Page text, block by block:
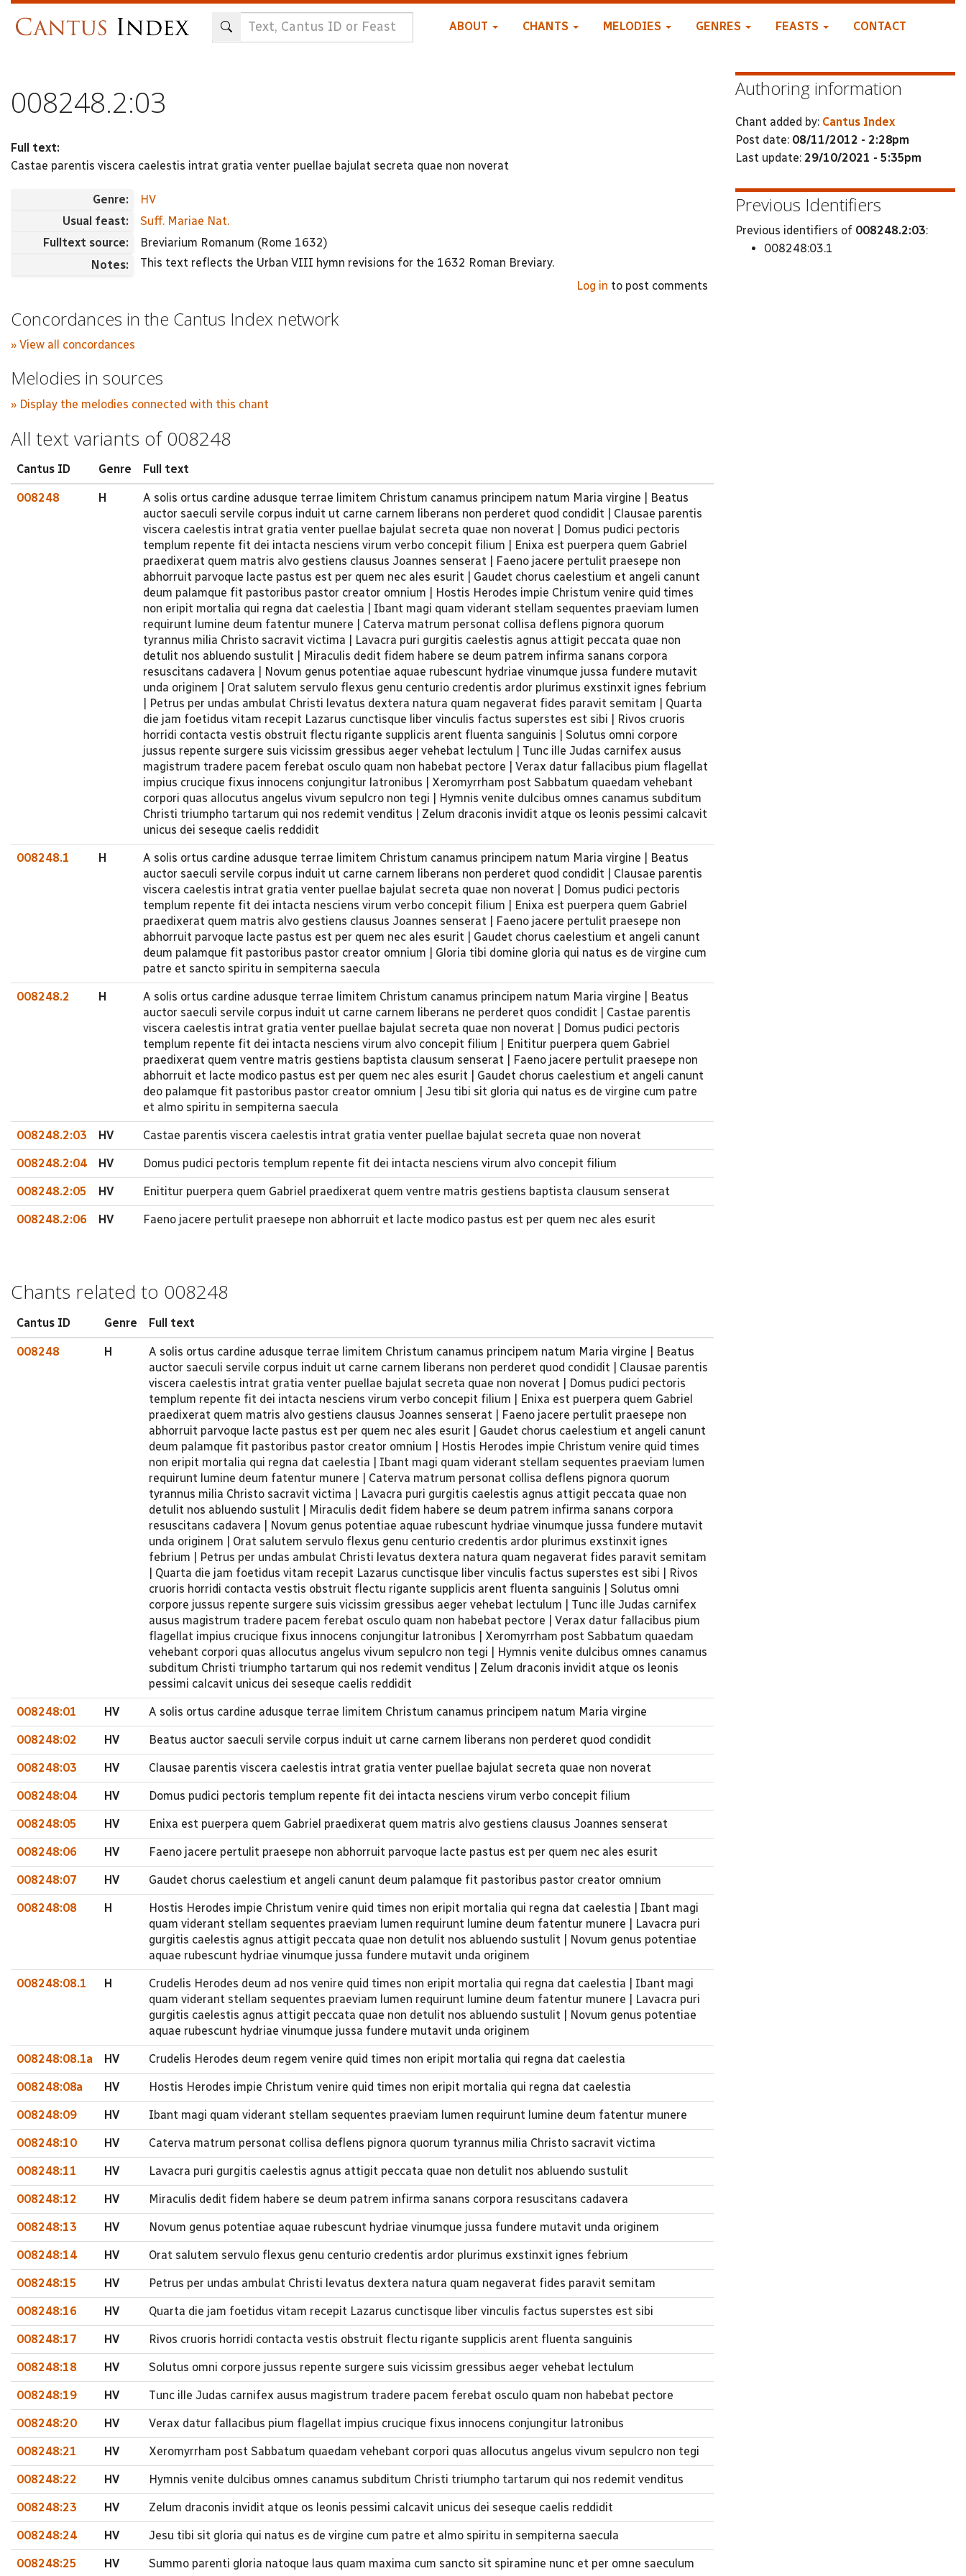
ABOUT CHANTS MELODIES GENRES FEASTS CONTACT
008248.2:03
Full text:
Castae parentis viscera caelestis intrat gratia venter puellae bajulat secreta quae non noverat
Genre:
HV
Usual feast:
Suff. Mariae Nat.
Fulltext source:
Breviarium Romanum (Rome 1632)
Notes:
This text reflects the Urban VIII hymn revisions for the 1632 Roman Breviary.
Log in to post comments
Concordances in the Cantus Index network
» View all concordances
Melodies in sources
» Display the melodies connected with this chant
All text variants of 008248
Cantus ID Genre Full text
008248 H
A solis ortus cardine adusque terrae limitem Christum canamus principem natum Maria virgine | Beatus
auctor saeculi servile corpus induit ut carne carnem liberans non perderet quod condidit | Clausae parentis
viscera caelestis intrat gratia venter puellae bajulat secreta quae non noverat | Domus pudici pectoris
templum repente fit dei intacta nesciens virum verbo concepit filium | Enixa est puerpera quem Gabriel
praedixerat quem matris alvo gestiens clausus Joannes senserat | Faeno jacere pertulit praesepe non
abhorruit parvoque lacte pastus est per quem nec ales esurit | Gaudet chorus caelestium et angeli canunt
deum palamque fit pastoribus pastor creator omnium | Hostis Herodes impie Christum venire quid times
non eripit mortalia qui regna dat caelestia | Ibant magi quam viderant stellam sequentes praeviam lumen
requirunt lumine deum fatentur munere | Caterva matrum personat collisa deflens pignora quorum
tyrannus milia Christo sacravit victima | Lavacra puri gurgitis caelestis agnus attigit peccata quae non
detulit nos abluendo sustulit | Miraculis dedit fidem habere se deum patrem infirma sanans corpora
resuscitans cadavera | Novum genus potentiae aquae rubescunt hydriae vinumque jussa fundere mutavit
unda originem | Orat salutem servulo flexus genu centurio credentis ardor plurimus exstinxit ignes febrium
| Petrus per undas ambulat Christi levatus dextera natura quam negaverat fides paravit semitam | Quarta
die jam foetidus vitam recepit Lazarus cunctisque liber vinculis factus superstes est sibi | Rivos cruoris
horridi contacta vestis obstruit flectu rigante supplicis arent fluenta sanguinis | Solutus omni corpore
jussus repente surgere suis vicissim gressibus aeger vehebat lectulum | Tunc ille Judas carnifex ausus
magistrum tradere pacem ferebat osculo quam non habebat pectore | Verax datur fallacibus pium flagellat
impius crucique fixus innocens conjungitur latronibus | Xeromyrrham post Sabbatum quaedam vehebant
corpori quas allocutus angelus vivum sepulcro non tegi | Hymnis venite dulcibus omnes canamus subditum
Christi triumpho tartarum qui nos redemit venditus | Zelum draconis invidit atque os leonis pessimi calcavit
unicus dei seseque caelis reddidit
008248.1 H
A solis ortus cardine adusque terrae limitem Christum canamus principem natum Maria virgine | Beatus
auctor saeculi servile corpus induit ut carne carnem liberans non perderet quod condidit | Clausae parentis
viscera caelestis intrat gratia venter puellae bajulat secreta quae non noverat | Domus pudici pectoris
templum repente fit dei intacta nesciens virum verbo concepit filium | Enixa est puerpera quem Gabriel
praedixerat quem matris alvo gestiens clausus Joannes senserat | Faeno jacere pertulit praesepe non
abhorruit parvoque lacte pastus est per quem nec ales esurit | Gaudet chorus caelestium et angeli canunt
deum palamque fit pastoribus pastor creator omnium | Gloria tibi domine gloria qui natus es de virgine cum
patre et sancto spiritu in sempiterna saecula
008248.2 H
A solis ortus cardine adusque terrae limitem Christum canamus principem natum Maria virgine | Beatus
auctor saeculi servile corpus induit ut carne carnem liberans ne perderet quos condidit | Castae parentis
viscera caelestis intrat gratia venter puellae bajulat secreta quae non noverat | Domus pudici pectoris
templum repente fit dei intacta nesciens virum alvo concepit filium | Enititur puerpera quem Gabriel
praedixerat quem ventre matris gestiens baptista clausum senserat | Faeno jacere pertulit praesepe non
abhorruit et lacte modico pastus est per quem nec ales esurit | Gaudet chorus caelestium et angeli canunt
deo palamque fit pastoribus pastor creator omnium | Jesu tibi sit gloria qui natus es de virgine cum patre
et almo spiritu in sempiterna saecula
008248.2:03 HV Castae parentis viscera caelestis intrat gratia venter puellae bajulat secreta quae non noverat
008248.2:04 HV Domus pudici pectoris templum repente fit dei intacta nesciens virum alvo concepit filium
008248.2:05 HV Enititur puerpera quem Gabriel praedixerat quem ventre matris gestiens baptista clausum senserat
008248.2:06 HV Faeno jacere pertulit praesepe non abhorruit et lacte modico pastus est per quem nec ales esurit
Chants related to 008248
Cantus ID Genre Full text
008248 H
A solis ortus cardine adusque terrae limitem Christum canamus principem natum Maria virgine | Beatus
auctor saeculi servile corpus induit ut carne carnem liberans non perderet quod condidit | Clausae parentis
viscera caelestis intrat gratia venter puellae bajulat secreta quae non noverat | Domus pudici pectoris
templum repente fit dei intacta nesciens virum verbo concepit filium | Enixa est puerpera quem Gabriel
praedixerat quem matris alvo gestiens clausus Joannes senserat | Faeno jacere pertulit praesepe non
abhorruit parvoque lacte pastus est per quem nec ales esurit | Gaudet chorus caelestium et angeli canunt
deum palamque fit pastoribus pastor creator omnium | Hostis Herodes impie Christum venire quid times
non eripit mortalia qui regna dat caelestia | Ibant magi quam viderant stellam sequentes praeviam lumen
requirunt lumine deum fatentur munere | Caterva matrum personat collisa deflens pignora quorum
tyrannus milia Christo sacravit victima | Lavacra puri gurgitis caelestis agnus attigit peccata quae non
detulit nos abluendo sustulit | Miraculis dedit fidem habere se deum patrem infirma sanans corpora
resuscitans cadavera | Novum genus potentiae aquae rubescunt hydriae vinumque jussa fundere mutavit
unda originem | Orat salutem servulo flexus genu centurio credentis ardor plurimus exstinxit ignes
febrium | Petrus per undas ambulat Christi levatus dextera natura quam negaverat fides paravit semitam
| Quarta die jam foetidus vitam recepit Lazarus cunctisque liber vinculis factus superstes est sibi | Rivos
cruoris horridi contacta vestis obstruit flectu rigante supplicis arent fluenta sanguinis | Solutus omni
corpore jussus repente surgere suis vicissim gressibus aeger vehebat lectulum | Tunc ille Judas carnifex
ausus magistrum tradere pacem ferebat osculo quam non habebat pectore | Verax datur fallacibus pium
flagellat impius crucique fixus innocens conjungitur latronibus | Xeromyrrham post Sabbatum quaedam
vehebant corpori quas allocutus angelus vivum sepulcro non tegi | Hymnis venite dulcibus omnes canamus
subditum Christi triumpho tartarum qui nos redemit venditus | Zelum draconis invidit atque os leonis
pessimi calcavit unicus dei seseque caelis reddidit
008248:01 HV A solis ortus cardine adusque terrae limitem Christum canamus principem natum Maria virgine
008248:02 HV Beatus auctor saeculi servile corpus induit ut carne carnem liberans non perderet quod condidit
008248:03 HV Clausae parentis viscera caelestis intrat gratia venter puellae bajulat secreta quae non noverat
008248:04 HV Domus pudici pectoris templum repente fit dei intacta nesciens virum verbo concepit filium
008248:05 HV Enixa est puerpera quem Gabriel praedixerat quem matris alvo gestiens clausus Joannes senserat
008248:06 HV Faeno jacere pertulit praesepe non abhorruit parvoque lacte pastus est per quem nec ales esurit
008248:07 HV Gaudet chorus caelestium et angeli canunt deum palamque fit pastoribus pastor creator omnium
008248:08 H
Hostis Herodes impie Christum venire quid times non eripit mortalia qui regna dat caelestia | Ibant magi
quam viderant stellam sequentes praeviam lumen requirunt lumine deum fatentur munere | Lavacra puri
gurgitis caelestis agnus attigit peccata quae non detulit nos abluendo sustulit | Novum genus potentiae
aquae rubescunt hydriae vinumque jussa fundere mutavit unda originem
008248:08.1 H
Crudelis Herodes deum ad nos venire quid times non eripit mortalia qui regna dat caelestia | Ibant magi
quam viderant stellam sequentes praeviam lumen requirunt lumine deum fatentur munere | Lavacra puri
gurgitis caelestis agnus attigit peccata quae non detulit nos abluendo sustulit | Novum genus potentiae
aquae rubescunt hydriae vinumque jussa fundere mutavit unda originem
008248:08.1a HV Crudelis Herodes deum regem venire quid times non eripit mortalia qui regna dat caelestia
008248:08a HV Hostis Herodes impie Christum venire quid times non eripit mortalia qui regna dat caelestia
008248:09 HV Ibant magi quam viderant stellam sequentes praeviam lumen requirunt lumine deum fatentur munere
008248:10 HV Caterva matrum personat collisa deflens pignora quorum tyrannus milia Christo sacravit victima
008248:11 HV Lavacra puri gurgitis caelestis agnus attigit peccata quae non detulit nos abluendo sustulit
008248:12 HV Miraculis dedit fidem habere se deum patrem infirma sanans corpora resuscitans cadavera
008248:13 HV Novum genus potentiae aquae rubescunt hydriae vinumque jussa fundere mutavit unda originem
008248:14 HV Orat salutem servulo flexus genu centurio credentis ardor plurimus exstinxit ignes febrium
008248:15 HV Petrus per undas ambulat Christi levatus dextera natura quam negaverat fides paravit semitam
008248:16 HV Quarta die jam foetidus vitam recepit Lazarus cunctisque liber vinculis factus superstes est sibi
008248:17 HV Rivos cruoris horridi contacta vestis obstruit flectu rigante supplicis arent fluenta sanguinis
008248:18 HV Solutus omni corpore jussus repente surgere suis vicissim gressibus aeger vehebat lectulum
008248:19 HV Tunc ille Judas carnifex ausus magistrum tradere pacem ferebat osculo quam non habebat pectore
008248:20 HV Verax datur fallacibus pium flagellat impius crucique fixus innocens conjungitur latronibus
008248:21 HV Xeromyrrham post Sabbatum quaedam vehebant corpori quas allocutus angelus vivum sepulcro non tegi
008248:22 HV Hymnis venite dulcibus omnes canamus subditum Christi triumpho tartarum qui nos redemit venditus
008248:23 HV Zelum draconis invidit atque os leonis pessimi calcavit unicus dei seseque caelis reddidit
008248:24 HV Jesu tibi sit gloria qui natus es de virgine cum patre et almo spiritu in sempiterna saecula
008248:25 HV Summo parenti gloria natoque laus quam maxima cum sancto sit spiramine nunc et per omne saeculum
Authoring information
Chant added by: Cantus Index
Post date: 08/11/2012 - 2:28pm
Last update: 29/10/2021 - 5:35pm
Previous Identifiers
Previous identifiers of 008248.2:03:
008248:03.1